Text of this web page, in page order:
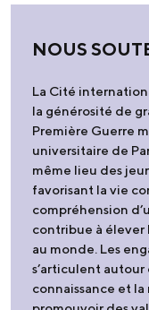
NOUS
La Cité
la générosité de
Première Guerre
universitaire de
même lieu des
favorisant la vie
compréhension
contribue à élever
au monde. Les
s’articulent autour
connaissance et